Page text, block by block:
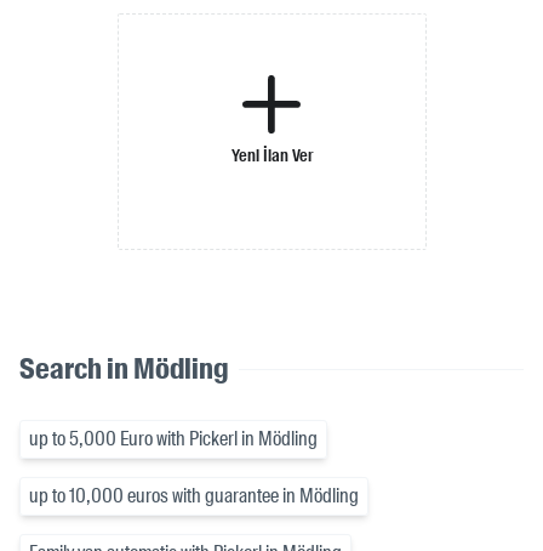
Yeni İlan Ver
Search in Mödling
up to 5,000 Euro with Pickerl in Mödling
up to 10,000 euros with guarantee in Mödling